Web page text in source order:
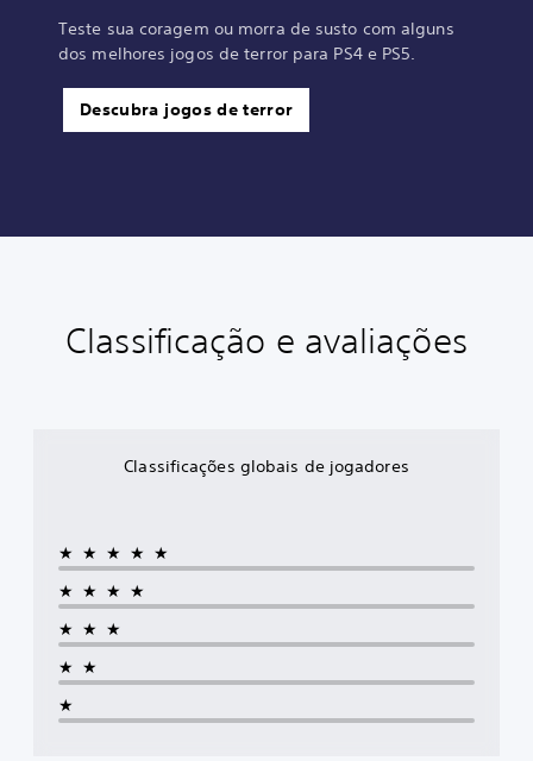
Teste sua coragem ou morra de susto com alguns
dos melhores jogos de terror para PS4 e PS5.
Descubra jogos de terror
Classificação e avaliações
Classificações globais de jogadores
★★★★★
★★★★
★★★
★★
★